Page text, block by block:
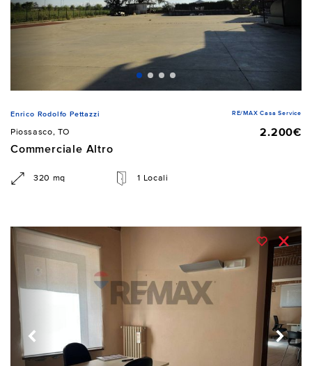
Enrico Rodolfo Pettazzi RE/MAX Casa Service
Piossasco, TO
2.200€
Commerciale Altro
320 mq 1 Locali